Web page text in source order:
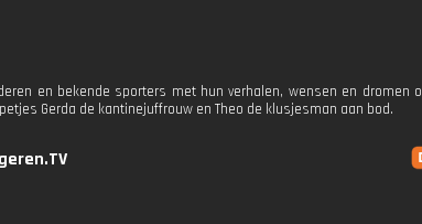
en bekende sporters met hun verhalen, wensen en dromen
Gerda de kantinejuffrouw en Theo de klusjesman aan bod.